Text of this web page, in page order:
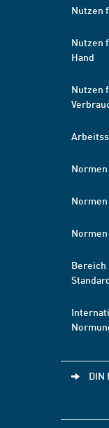
Nutzen
Nutzen
Hand
Nutzen
Bereich
DIN